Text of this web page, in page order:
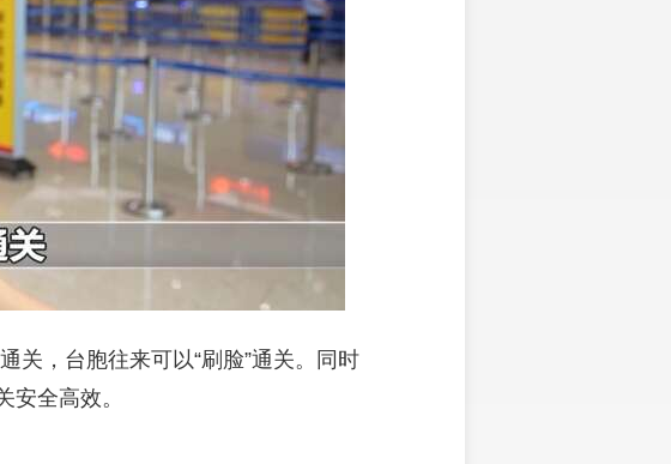
关，台胞往来可以“刷脸”通关。同时
全高效。